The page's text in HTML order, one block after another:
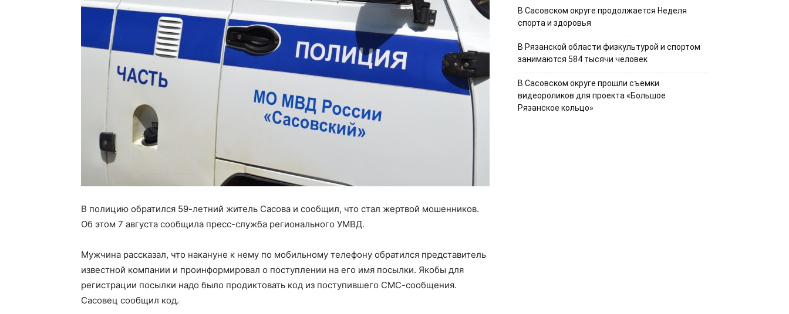
В полицию обратился 59-летний житель Сасова и сообщил, что стал жертвой мошенников.
Об этом 7 августа сообщила пресс-служба регионального УМВД.
Мужчина рассказал, что накануне к нему по мобильному телефону обратился представитель
известной компании и проинформировал о поступлении на его имя посылки. Якобы для
регистрации посылки надо было продиктовать код из поступившего СМС-сообщения.
Сасовец сообщил код.
В Сасовском округе продолжается Неделя
спорта и здоровья
В Рязанской области физкультурой и спортом
занимаются 584 тысячи человек
В Сасовском округе прошли съемки
видеороликов для проекта «Большое
Рязанское кольцо»